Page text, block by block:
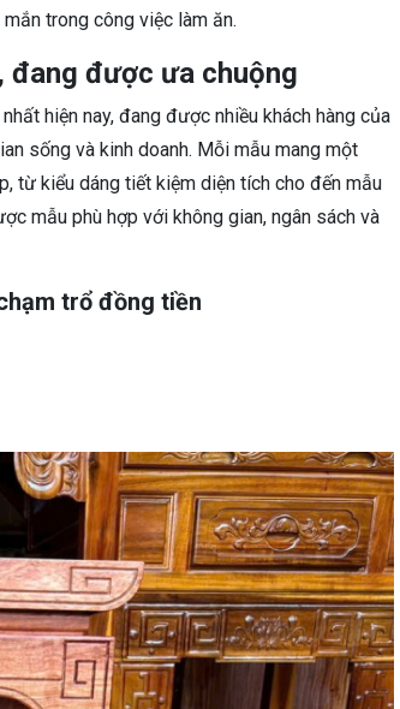
trong công việc làm ăn.
đang được ưa chuộng
hiện nay, đang được nhiều khách hàng của
sống và kinh doanh. Mỗi mẫu mang một
từ kiểu dáng tiết kiệm diện tích cho đến mẫu
mẫu phù hợp với không gian, ngân sách và
trổ đồng tiền